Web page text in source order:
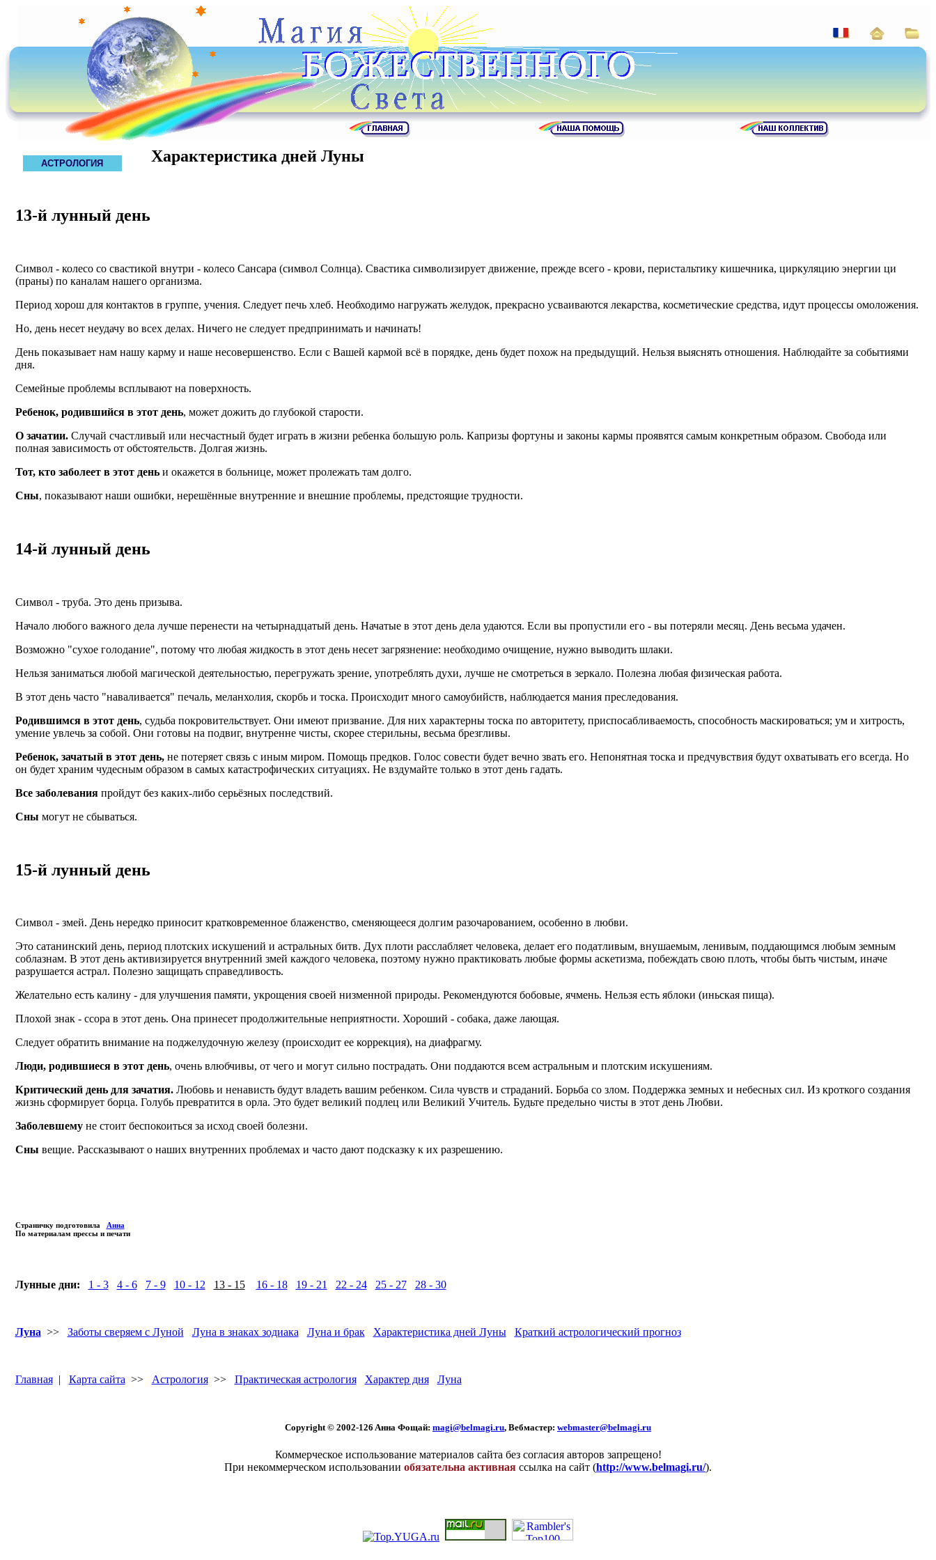
АСТРОЛОГИЯ Характеристика дней Луны
13-й лунный день
Символ - колесо со свастикой внутри - колесо Сансара (символ Солнца). Свастика символизирует движение, прежде всего - крови, перистальтику кишечника, циркуляцию энергии ци
(праны) по каналам нашего организма.
Период хорош для контактов в группе, учения. Следует печь хлеб. Необходимо нагружать желудок, прекрасно усваиваются лекарства, косметические средства, идут процессы омоложения.
Но, день несет неудачу во всех делах. Ничего не следует предпринимать и начинать!
День показывает нам нашу карму и наше несовершенство. Если с Вашей кармой всё в порядке, день будет похож на предыдущий. Нельзя выяснять отношения. Наблюдайте за событиями
дня.
Семейные проблемы всплывают на поверхность.
Ребенок, родившийся в этот день, может дожить до глубокой старости.
О зачатии. Случай счастливый или несчастный будет играть в жизни ребенка большую роль. Капризы фортуны и законы кармы проявятся самым конкретным образом. Свобода или
полная зависимость от обстоятельств. Долгая жизнь.
Тот, кто заболеет в этот деньи окажется в больнице, может пролежать там долго.
Сны, показывают наши ошибки, нерешённые внутренние и внешние проблемы, предстоящие трудности.
14-й лунный день
Символ - труба. Это день призыва.
Начало любого важного дела лучше перенести на четырнадцатый день. Начатые в этот день дела удаются. Если вы пропустили его - вы потеряли месяц. День весьма удачен.
Возможно "сухое голодание", потому что любая жидкость в этот день несет загрязнение: необходимо очищение, нужно выводить шлаки.
Нельзя заниматься любой магической деятельностью, перегружать зрение, употреблять духи, лучше не смотреться в зеркало. Полезна любая физическая работа.
В этот день часто "наваливается" печаль, меланхолия, скорбь и тоска. Происходит много самоубийств, наблюдается мания преследования.
Родившимся в этот день, судьба покровительствует. Они имеют призвание. Для них характерны тоска по авторитету, приспосабливаемость, способность маскироваться; ум и хитрость,
умение увлечь за собой. Они готовы на подвиг, внутренне чисты, скорее стерильны, весьма брезгливы.
Ребенок, зачатый в этот день,не потеряет связь с иным миром. Помощь предков. Голос совести будет вечно звать его. Непонятная тоска и предчувствия будут охватывать его всегда. Но
он будет храним чудесным образом в самых катастрофических ситуациях. Не вздумайте только в этот день гадать.
Все заболеванияпройдут без каких-либо серьёзных последствий.
Сны могут не сбываться.
15-й лунный день
Символ - змей. День нередко приносит кратковременное блаженство, сменяющееся долгим разочарованием, особенно в любви.
Это сатанинский день, период плотских искушений и астральных битв. Дух плоти расслабляет человека, делает его податливым, внушаемым, ленивым, поддающимся любым земным
соблазнам. В этот день активизируется внутренний змей каждого человека, поэтому нужно практиковать любые формы аскетизма, побеждать свою плоть, чтобы быть чистым, иначе
разрушается астрал. Полезно защищать справедливость.
Желательно есть калину - для улучшения памяти, укрощения своей низменной природы. Рекомендуются бобовые, ячмень. Нельзя есть яблоки (иньская пища).
Плохой знак - ссора в этот день. Она принесет продолжительные неприятности. Хороший - собака, даже лающая.
Следует обратить внимание на поджелудочную железу (происходит ее коррекция), на диафрагму.
Люди, родившиеся в этот день, очень влюбчивы, от чего и могут сильно пострадать. Они поддаются всем астральным и плотским искушениям.
Критический день для зачатия. Любовь и ненависть будут владеть вашим ребенком. Сила чувств и страданий. Борьба со злом. Поддержка земных и небесных сил. Из кроткого создания
жизнь сформирует борца. Голубь превратится в орла. Это будет великий подлец или Великий Учитель. Будьте предельно чисты в этот день Любви.
Заболевшемуне стоит беспокоиться за исход своей болезни.
Сны вещие. Рассказывают о наших внутренних проблемах и часто дают подсказку к их разрешению.
Страничку подготовила Анна
По материалам прессы и печати
Лунные дни: 1 - 3 4 - 6 7 - 9 10 - 12 13 - 15 16 - 18 19 - 21 22 - 24 25 - 27 28 - 30
Луна >> Заботы сверяем с Луной Луна в знаках зодиака Луна и брак Характеристика дней Луны Краткий астрологический прогноз
Главная| Карта сайта >> Астрология>> Практическая астрология Характер дня Луна
Copyright © 2002-126 Aннa Фoщaй: magi@belmagi.ru, Вебмастер: webmaster@belmagi.ru
Коммерческое использование материалов сайта без согласия авторов запрещено!
При некоммерческом использовании обязательна активная ссылка на сайт (http://www.belmagi.ru/).